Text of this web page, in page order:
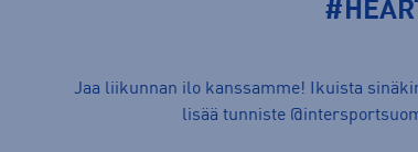
Jaa liikunnan ilo kanssamme! Ikuista
lisää tunniste